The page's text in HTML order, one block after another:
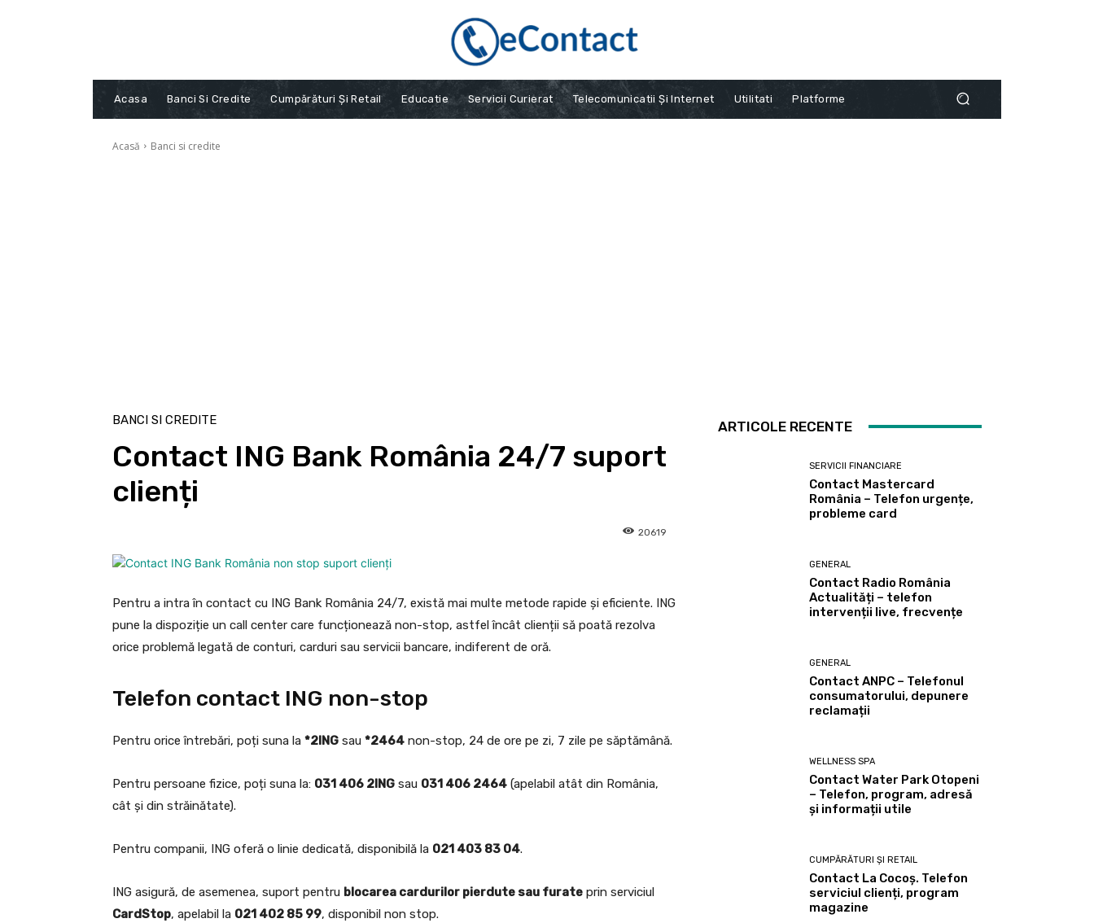
Acasa Banci Si Credite Cumpărături Și Retail Educatie Servicii Curierat Telecomunicatii Și Internet Utilitati Platforme
Acasă Banci si credite
BANCI SI CREDITE
Contact ING Bank România 24/7 suport
clienți
20619
Pentru a intra în contact cu ING Bank România 24/7, există mai multe metode rapide și eficiente. ING
pune la dispoziție un call center care funcționează non-stop, astfel încât clienții să poată rezolva
orice problemă legată de conturi, carduri sau servicii bancare, indiferent de oră.
Telefon contact ING non-stop
Pentru orice întrebări, poți suna la *2ING sau *2464 non-stop, 24 de ore pe zi, 7 zile pe săptămână.
Pentru persoane fizice, poți suna la: 031 406 2ING sau 031 406 2464 (apelabil atât din România,
cât și din străinătate).
Pentru companii, ING oferă o linie dedicată, disponibilă la 021 403 83 04.
ING asigură, de asemenea, suport pentru blocarea cardurilor pierdute sau furate prin serviciul
CardStop, apelabil la 021 402 85 99, disponibil non stop​.
ARTICOLE RECENTE
SERVICII FINANCIARE
Contact Mastercard
România – Telefon urgențe,
probleme card
GENERAL
Contact Radio România
Actualități – telefon
intervenții live, frecvențe
GENERAL
Contact ANPC – Telefonul
consumatorului, depunere
reclamații
WELLNESS SPA
Contact Water Park Otopeni
– Telefon, program, adresă
și informații utile
CUMPĂRĂTURI ȘI RETAIL
Contact La Cocoș. Telefon
serviciul clienți, program
magazine